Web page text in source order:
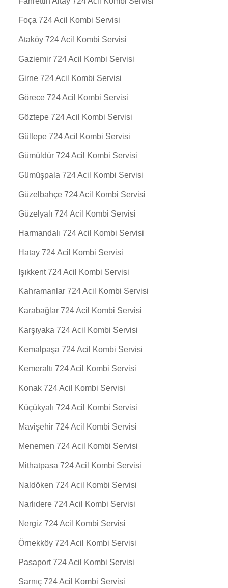
Foça 724 Acil Kombi Servisi
Ataköy 724 Acil Kombi Servisi
Gaziemir 724 Acil Kombi Servisi
Girne 724 Acil Kombi Servisi
Görece 724 Acil Kombi Servisi
Göztepe 724 Acil Kombi Servisi
Gültepe 724 Acil Kombi Servisi
Gümüldür 724 Acil Kombi Servisi
Gümüşpala 724 Acil Kombi Servisi
Güzelbahçe 724 Acil Kombi Servisi
Güzelyalı 724 Acil Kombi Servisi
Harmandalı 724 Acil Kombi Servisi
Hatay 724 Acil Kombi Servisi
Işıkkent 724 Acil Kombi Servisi
Kahramanlar 724 Acil Kombi Servisi
Karabağlar 724 Acil Kombi Servisi
Karşıyaka 724 Acil Kombi Servisi
Kemalpaşa 724 Acil Kombi Servisi
Kemeraltı 724 Acil Kombi Servisi
Konak 724 Acil Kombi Servisi
Küçükyalı 724 Acil Kombi Servisi
Mavişehir 724 Acil Kombi Servisi
Menemen 724 Acil Kombi Servisi
Mithatpasa 724 Acil Kombi Servisi
Naldöken 724 Acil Kombi Servisi
Narlıdere 724 Acil Kombi Servisi
Nergiz 724 Acil Kombi Servisi
Örnekköy 724 Acil Kombi Servisi
Pasaport 724 Acil Kombi Servisi
Sarnıç 724 Acil Kombi Servisi